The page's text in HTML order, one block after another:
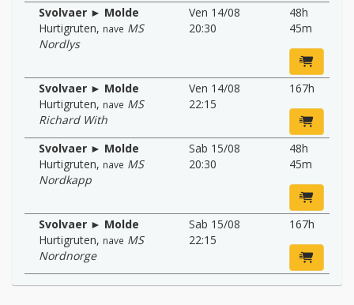
Svolvaer ► Molde
Hurtigruten, nave MS
Nordlys
Ven 14/08
20:30
48h
45m
Svolvaer ► Molde
Hurtigruten, nave MS
Richard With
Ven 14/08
22:15
167h
Svolvaer ► Molde
Hurtigruten, nave MS
Nordkapp
Sab 15/08
20:30
48h
45m
Svolvaer ► Molde
Hurtigruten, nave MS
Nordnorge
Sab 15/08
22:15
167h